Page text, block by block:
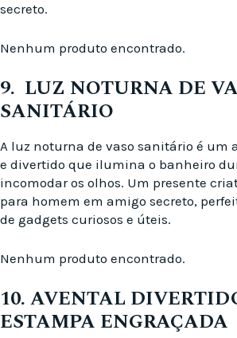
secreto.
Nenhum produto encontrado.
9. LUZ NOTURNA DE
SANITÁRIO
A luz noturna de vaso sanitário é um
e divertido que ilumina o banheiro
incomodar os olhos. Um presente
para homem em amigo secreto,
de gadgets curiosos e úteis.
Nenhum produto encontrado.
10. AVENTAL
ESTAMPA ENGRAÇADA